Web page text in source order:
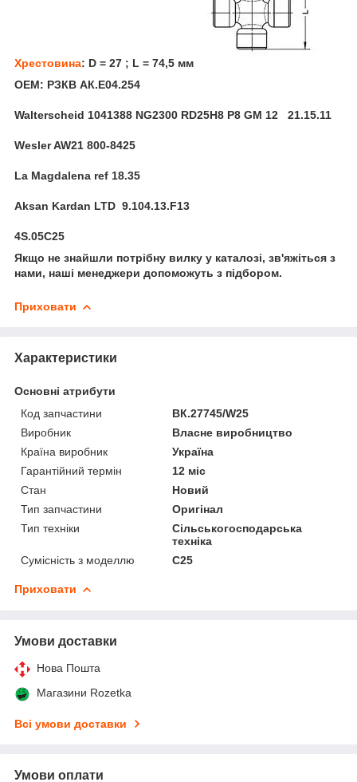
Хрестовина: D = 27 ; L = 74,5 мм
OEM: РЗКВ АК.Е04.254
Walterscheid 1041388 NG2300 RD25H8 P8 GM 12 21.15.11
Wesler AW21 800-8425
La Magdalena ref 18.35
Aksan Kardan LTD 9.104.13.F13
4S.05C25
Якщо не знайшли потрібну вилку у каталозі, зв'яжіться з
нами, наші менеджери допоможуть з підбором.
Приховати
Характеристики
Основні атрибути
Код запчастини
ВК.27745/W25
Виробник
Власне виробництво
Країна виробник
Україна
Гарантійний термін
12 міс
Стан
Новий
Тип запчастини
Оригінал
Тип техніки
Сільськогосподарська
техніка
Сумісність з моделлю
C25
Приховати
Умови доставки
Нова Пошта
Магазини Rozetka
Всі умови доставки
Умови оплати